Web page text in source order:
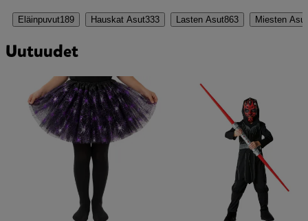
Eläinpuvut189 Hauskat Asut333 Lasten Asut863 Miesten Asut
Uutuudet